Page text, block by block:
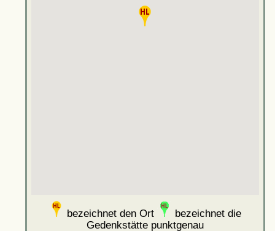
bezeichnet den Ort
bezeichnet die
Gedenkstätte punktgenau